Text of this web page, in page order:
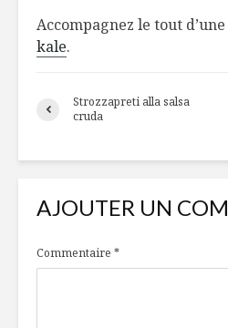
Accompagnez le tout
kale.
Strozzapreti alla salsa
cruda
AJOUTER UN
Commentaire *